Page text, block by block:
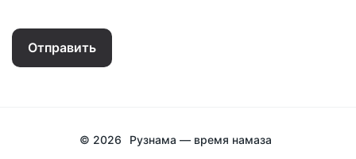
Отправить
© 2026 Рузнама — время намаза